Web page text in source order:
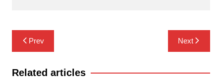
Navigasi
pos
Prev Next
Related articles